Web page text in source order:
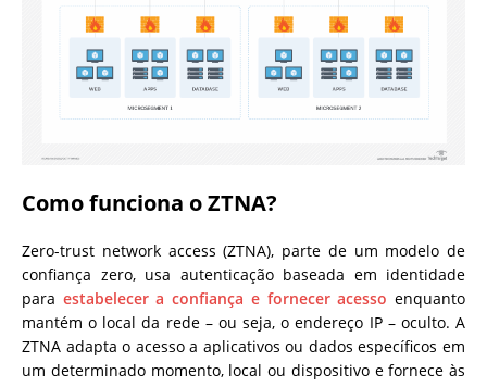
Como funciona o ZTNA?
Zero-trust network access (ZTNA), parte de um modelo de
confiança zero, usa autenticação baseada em identidade
para estabelecer a confiança e fornecer acesso enquanto
mantém o local da rede – ou seja, o endereço IP – oculto. A
ZTNA adapta o acesso a aplicativos ou dados específicos em
um determinado momento, local ou dispositivo e fornece às